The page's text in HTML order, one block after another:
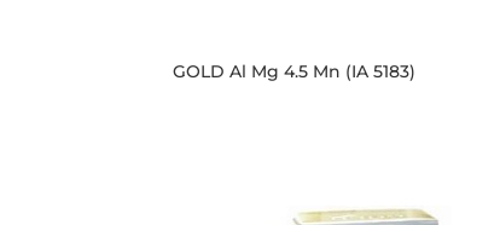
GOLD Al Mg 4.5 Mn (IA 5183)